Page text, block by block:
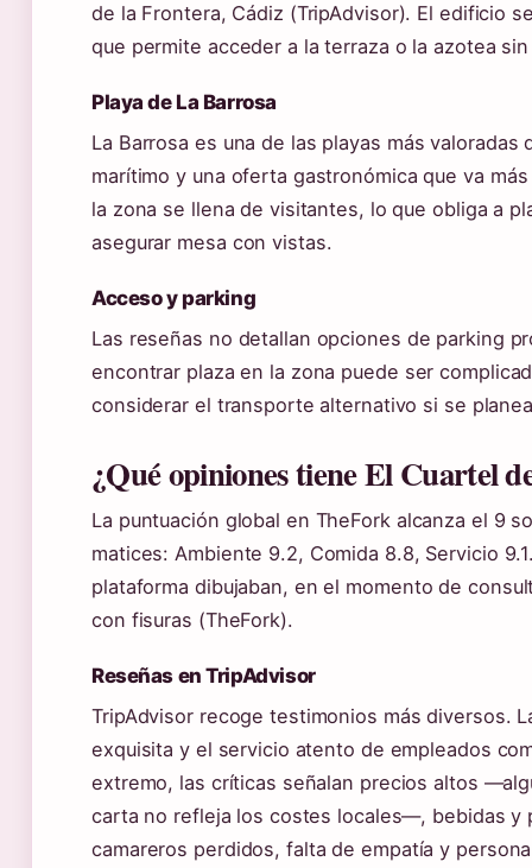
de la Frontera, Cádiz (TripAdvisor). El edificio
que permite acceder a la terraza o la azotea
Playa de La Barrosa
La Barrosa es una de las playas más
marítimo y una oferta gastronómica que va
la zona se llena de visitantes, lo que obliga a
asegurar mesa con vistas.
Acceso y parking
Las reseñas no detallan opciones de parking
encontrar plaza en la zona puede ser
considerar el transporte alternativo si se
¿Qué opiniones tiene El Cuartel
La puntuación global en TheFork alcanza el 9
matices: Ambiente 9.2, Comida 8.8, Servicio
plataforma dibujaban, en el momento de
con fisuras (TheFork).
Reseñas en TripAdvisor
TripAdvisor recoge testimonios más diversos.
exquisita y el servicio atento de empleados
extremo, las críticas señalan precios altos
carta no refleja los costes locales—, bebidas y
camareros perdidos, falta de empatía y